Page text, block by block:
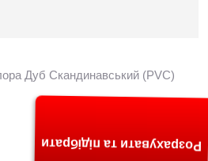
Дуб Скандинавський (PVC)
Розрахувати та підібрати